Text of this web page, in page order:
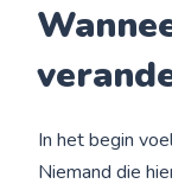
In het begin
Niemand die